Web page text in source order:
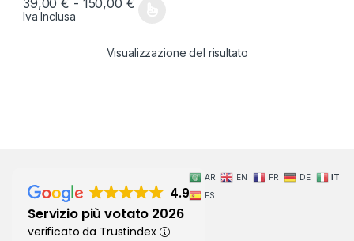
39,00€ - 150,00 €
Iva Inclusa
Questo prodotto ha più varianti. Le opzioni possono essere
Visualizzazione del risultato
4.9
Servizio più votato 2026
verificato da Trustindex
AR EN FR DE
IT
ES